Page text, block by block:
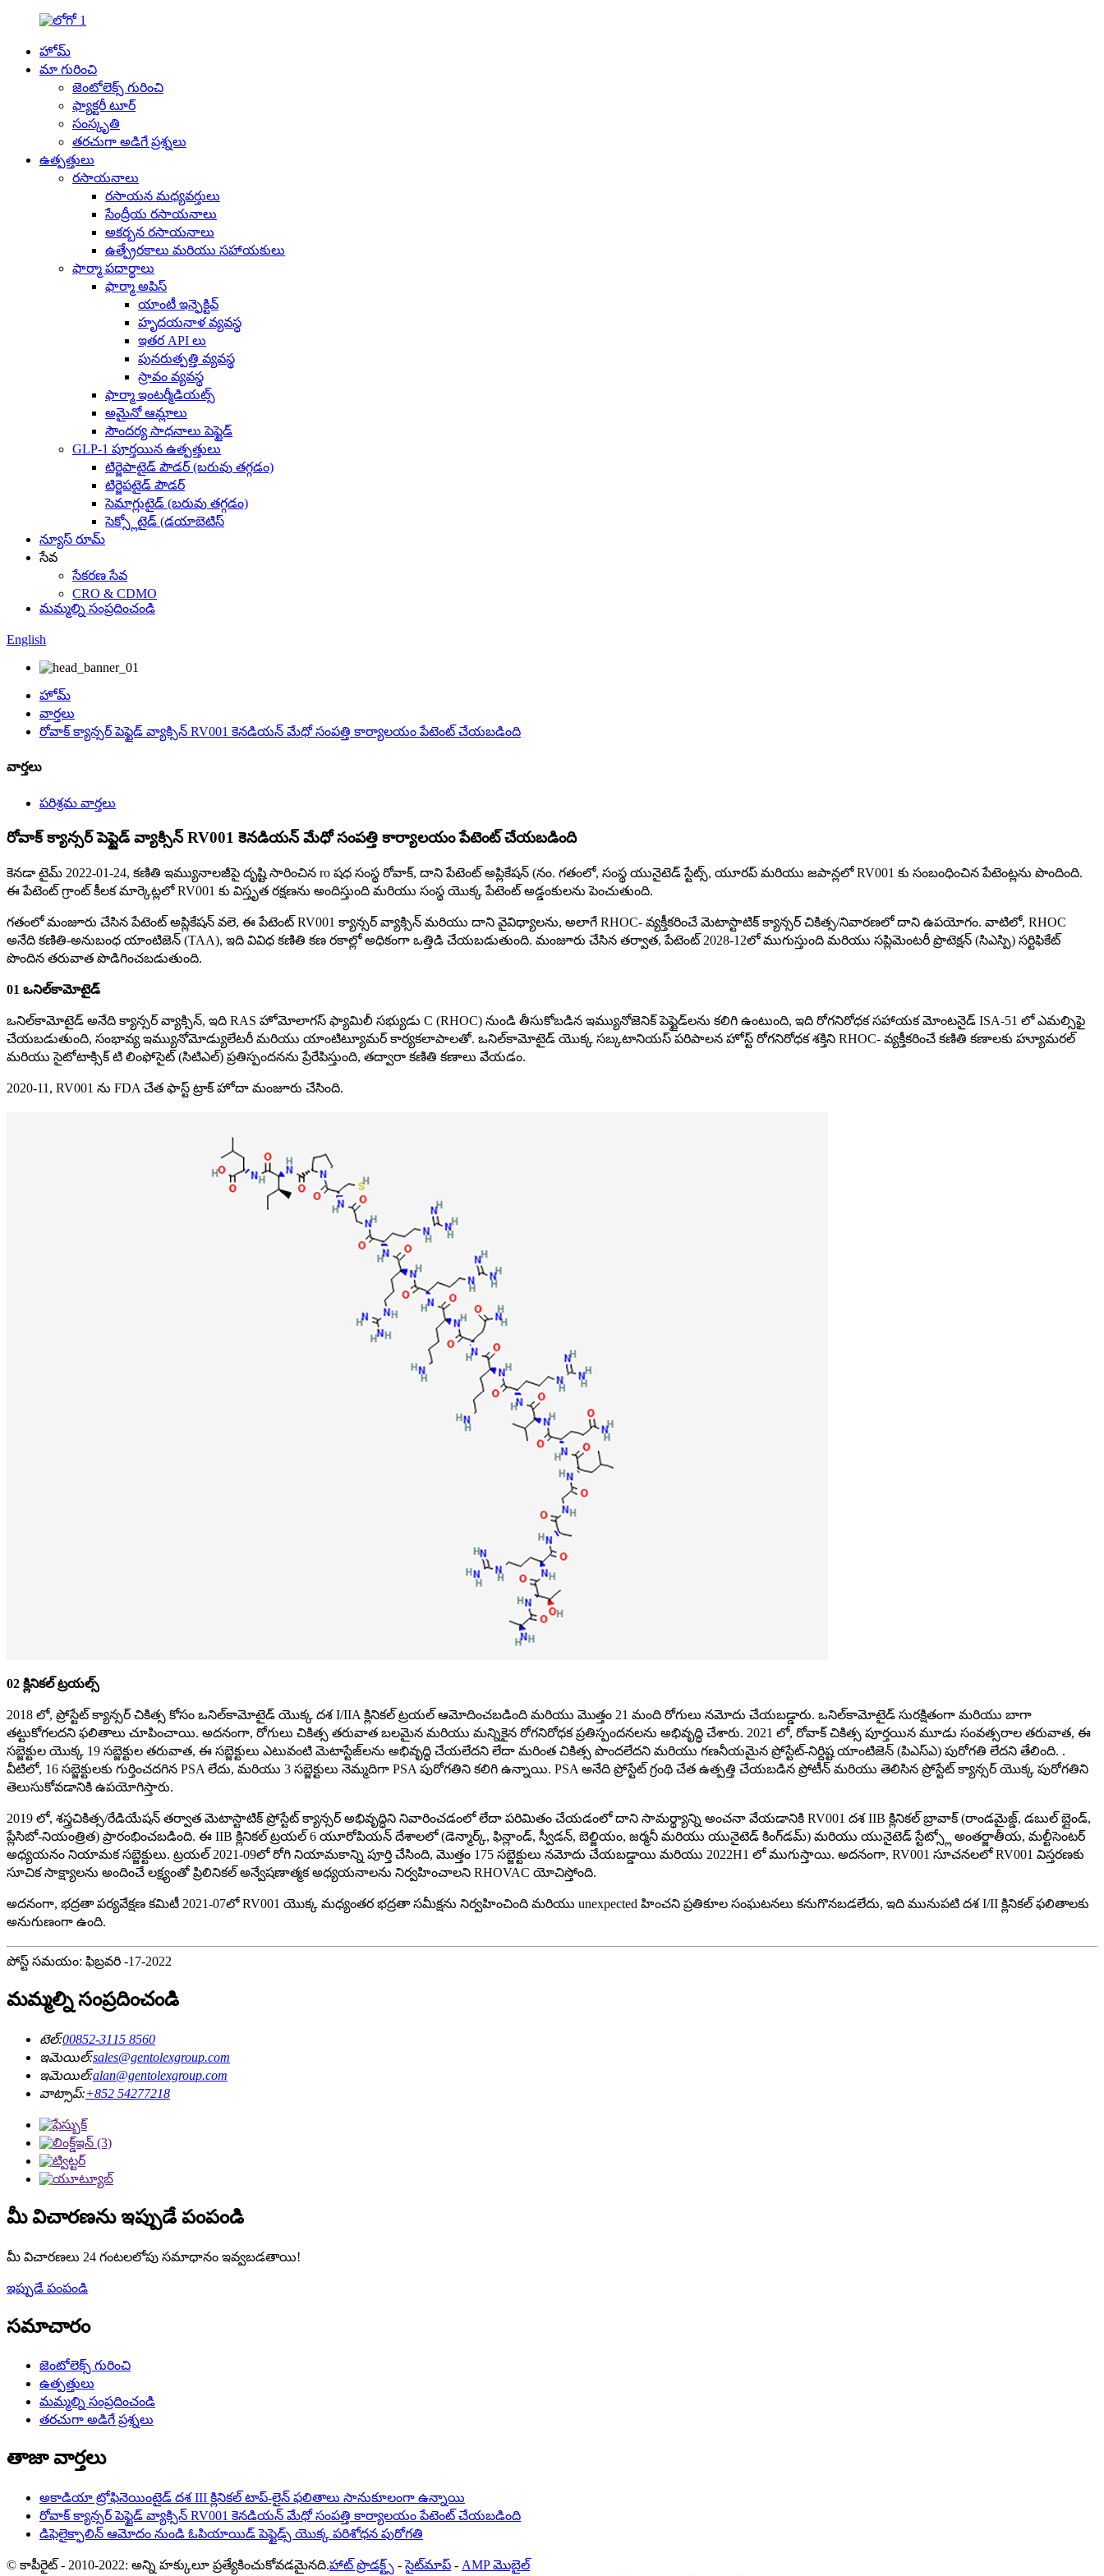
హోమ్
మా గురించి
జెంటోలెక్స్ గురించి
ఫ్యాక్టరీ టూర్
సంస్కృతి
తరచుగా అడిగే ప్రశ్నలు
ఉత్పత్తులు
రసాయనాలు
రసాయన మధ్యవర్తులు
సేంద్రీయ రసాయనాలు
అకర్బన రసాయనాలు
ఉత్ప్రేరకాలు మరియు సహాయకులు
ఫార్మా పదార్థాలు
ఫార్మా అపిస్
యాంటీ ఇన్ఫెక్టివ్
హృదయనాళ వ్యవస్థ
ఇతర API లు
పునరుత్పత్తి వ్యవస్థ
స్రావం వ్యవస్థ
ఫార్మా ఇంటర్మీడియట్స్
అమైనో ఆమ్లాలు
సౌందర్య సాధనాలు పెప్టైడ్
GLP-1 పూర్తయిన ఉత్పత్తులు
టిర్జెపాటైడ్ పౌడర్ (బరువు తగ్గడం)
టిర్జెపటైడ్ పౌడర్
సెమాగ్లుటైడ్ (బరువు తగ్గడం)
సెక్స్లోటైడ్ (డయాబెటిస్
న్యూస్ రూమ్
సేవ
సేకరణ సేవ
CRO & CDMO
మమ్మల్ని సంప్రదించండి
English
హోమ్
వార్తలు
రోవాక్ క్యాన్సర్ పెప్టైడ్ వ్యాక్సిన్ RV001 కెనడియన్ మేధో సంపత్తి కార్యాలయం పేటెంట్ చేయబడింది
వార్తలు
పరిశ్రమ వార్తలు
రోవాక్ క్యాన్సర్ పెప్టైడ్ వ్యాక్సిన్ RV001 కెనడియన్ మేధో సంపత్తి కార్యాలయం పేటెంట్ చేయబడింది
కెనడా టైమ్ 2022-01-24, కణితి ఇమ్యునాలజీపై దృష్టి సారించిన ro షధ సంస్థ రోవాక్, దాని పేటెంట్ అప్లికేషన్ (నం. గతంలో, సంస్థ యునైటెడ్ స్టేట్స్, యూరప్ మరియు జపాన్లలో RV001 కు సంబంధించిన పేటెంట్లను పొందింది.
ఈ పేటెంట్ గ్రాంట్ కీలక మార్కెట్లలో RV001 కు విస్తృత రక్షణను అందిస్తుంది మరియు సంస్థ యొక్క పేటెంట్ అడ్డంకులను పెంచుతుంది.
గతంలో మంజూరు చేసిన పేటెంట్ అప్లికేషన్ వలె, ఈ పేటెంట్ RV001 క్యాన్సర్ వ్యాక్సిన్ మరియు దాని వైవిధ్యాలను, అలాగే RHOC- వ్యక్తీకరించే మెటాస్టాటిక్ క్యాన్సర్ చికిత్స/నివారణలో దాని ఉపయోగం. వాటిలో, RHOC
అనేది కణితి-అనుబంధ యాంటిజెన్ (TAA), ఇది వివిధ కణితి కణ రకాల్లో అధికంగా ఒత్తిడి చేయబడుతుంది. మంజూరు చేసిన తర్వాత, పేటెంట్ 2028-12లో ముగుస్తుంది మరియు సప్లిమెంటరీ ప్రొటెక్షన్ (సిఎస్పి) సర్టిఫికేట్
పొందిన తరువాత పొడిగించబడుతుంది.
01 ఒనిల్‌కామోటైడ్
ఒనిల్‌కామోటైడ్ అనేది క్యాన్సర్ వ్యాక్సిన్, ఇది RAS హోమోలాగస్ ఫ్యామిలీ సభ్యుడు C (RHOC) నుండి తీసుకోబడిన ఇమ్యునోజెనిక్ పెప్టైడ్‌లను కలిగి ఉంటుంది, ఇది రోగనిరోధక సహాయక మోంటనైడ్ ISA-51 లో ఎమల్సిఫై
చేయబడుతుంది, సంభావ్య ఇమ్యునోమోడ్యులేటరీ మరియు యాంటిట్యూమర్ కార్యకలాపాలతో. ఒనిల్‌కామోటైడ్ యొక్క సబ్కటానియస్ పరిపాలన హోస్ట్ రోగనిరోధక శక్తిని RHOC- వ్యక్తీకరించే కణితి కణాలకు హ్యూమరల్
మరియు సైటోటాక్సిక్ టి లింఫోసైట్ (సిటిఎల్) ప్రతిస్పందనను ప్రేరేపిస్తుంది, తద్వారా కణితి కణాలు వేయడం.
2020-11, RV001 ను FDA చేత ఫాస్ట్ ట్రాక్ హోదా మంజూరు చేసింది.
02 క్లినికల్ ట్రయల్స్
2018 లో, ప్రోస్టేట్ క్యాన్సర్ చికిత్స కోసం ఒనిల్‌కామోటైడ్ యొక్క దశ I/IIA క్లినికల్ ట్రయల్ ఆమోదించబడింది మరియు మొత్తం 21 మంది రోగులు నమోదు చేయబడ్డారు. ఒనిల్‌కామోటైడ్ సురక్షితంగా మరియు బాగా
తట్టుకోగలదని ఫలితాలు చూపించాయి. అదనంగా, రోగులు చికిత్స తరువాత బలమైన మరియు మన్నికైన రోగనిరోధక ప్రతిస్పందనలను అభివృద్ధి చేశారు. 2021 లో, రోవాక్ చికిత్స పూర్తయిన మూడు సంవత్సరాల తరువాత, ఈ
సబ్జెక్టుల యొక్క 19 సబ్జెక్టుల తరువాత, ఈ సబ్జెక్టులు ఎటువంటి మెటాస్టేజ్‌లను అభివృద్ధి చేయలేదని లేదా మరింత చికిత్స పొందలేదని మరియు గణనీయమైన ప్రోస్టేట్-నిర్దిష్ట యాంటిజెన్ (పిఎస్‌ఎ) పురోగతి లేదని తేలింది. .
వీటిలో, 16 సబ్జెక్టులకు గుర్తించదగిన PSA లేదు, మరియు 3 సబ్జెక్టులు నెమ్మదిగా PSA పురోగతిని కలిగి ఉన్నాయి. PSA అనేది ప్రోస్టేట్ గ్రంథి చేత ఉత్పత్తి చేయబడిన ప్రోటీన్ మరియు తెలిసిన ప్రోస్టేట్ క్యాన్సర్ యొక్క పురోగతిని
తెలుసుకోవడానికి ఉపయోగిస్తారు.
2019 లో, శస్త్రచికిత్స/రేడియేషన్ తర్వాత మెటాస్టాటిక్ ప్రోస్టేట్ క్యాన్సర్ అభివృద్ధిని నివారించడంలో లేదా పరిమితం చేయడంలో దాని సామర్థ్యాన్ని అంచనా వేయడానికి RV001 దశ IIB క్లినికల్ బ్రావాక్ (రాండమైజ్డ్, డబుల్ బ్లైండ్,
ప్లేసిబో-నియంత్రిత) ప్రారంభించబడింది. ఈ IIB క్లినికల్ ట్రయల్ 6 యూరోపియన్ దేశాలలో (డెన్మార్క్, ఫిన్లాండ్, స్వీడన్, బెల్జియం, జర్మనీ మరియు యునైటెడ్ కింగ్‌డమ్) మరియు యునైటెడ్ స్టేట్స్లో అంతర్జాతీయ, మల్టీసెంటర్
అధ్యయనం నియామక సబ్జెక్టులు. ట్రయల్ 2021-09లో రోగి నియామకాన్ని పూర్తి చేసింది, మొత్తం 175 సబ్జెక్టులు నమోదు చేయబడ్డాయి మరియు 2022H1 లో ముగుస్తాయి. అదనంగా, RV001 సూచనలలో RV001 విస్తరణకు
సూచిక సాక్ష్యాలను అందించే లక్ష్యంతో ప్రిలినికల్ అన్వేషణాత్మక అధ్యయనాలను నిర్వహించాలని RHOVAC యోచిస్తోంది.
అదనంగా, భద్రతా పర్యవేక్షణ కమిటీ 2021-07లో RV001 యొక్క మధ్యంతర భద్రతా సమీక్షను నిర్వహించింది మరియు unexpected హించని ప్రతికూల సంఘటనలు కనుగొనబడలేదు, ఇది మునుపటి దశ I/II క్లినికల్ ఫలితాలకు
అనుగుణంగా ఉంది.
పోస్ట్ సమయం: ఫిబ్రవరి -17-2022
మమ్మల్ని సంప్రదించండి
టెల్:00852-3115 8560
ఇమెయిల్:sales@gentolexgroup.com
ఇమెయిల్:alan@gentolexgroup.com
వాట్సాప్:+852 54277218
మీ విచారణను ఇప్పుడే పంపండి
మీ విచారణలు 24 గంటలలోపు సమాధానం ఇవ్వబడతాయి!
ఇప్పుడే పంపండి
సమాచారం
జెంటోలెక్స్ గురించి
ఉత్పత్తులు
మమ్మల్ని సంప్రదించండి
తరచుగా అడిగే ప్రశ్నలు
తాజా వార్తలు
అకాడియా ట్రోఫినెయింటైడ్ దశ III క్లినికల్ టాప్-లైన్ ఫలితాలు సానుకూలంగా ఉన్నాయి
రోవాక్ క్యాన్సర్ పెప్టైడ్ వ్యాక్సిన్ RV001 కెనడియన్ మేధో సంపత్తి కార్యాలయం పేటెంట్ చేయబడింది
డిఫెలైక్ఫాలిన్ ఆమోదం నుండి ఓపియాయిడ్ పెప్టైడ్స్ యొక్క పరిశోధన పురోగతి
© కాపీరైట్ - 2010-2022: అన్ని హక్కులూ ప్రత్యేకించుకోవడమైనది.హాట్ ప్రొడక్ట్స్ -సైట్‌మాప్ - AMP మొబైల్